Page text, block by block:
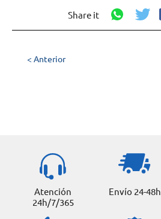
Share it
< Anterior
Atención
24h/7/365
Envío 24-48h